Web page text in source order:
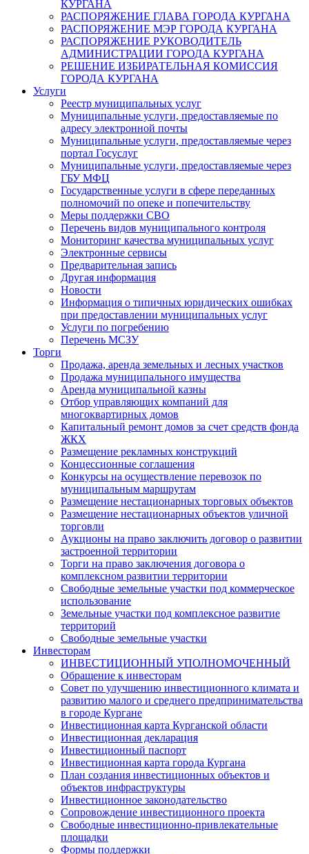
КУРГАНА
РАСПОРЯЖЕНИЕ ГЛАВА ГОРОДА КУРГАНА
РАСПОРЯЖЕНИЕ МЭР ГОРОДА КУРГАНА
РАСПОРЯЖЕНИЕ РУКОВОДИТЕЛЬ
АДМИНИСТРАЦИИ ГОРОДА КУРГАНА
РЕШЕНИЕ ИЗБИРАТЕЛЬНАЯ КОМИССИЯ
ГОРОДА КУРГАНА
Услуги
Реестр муниципальных услуг
Муниципальные услуги, предоставляемые по
адресу электронной почты
Муниципальные услуги, предоставляемые через
портал Госуслуг
Муниципальные услуги, предоставляемые через
ГБУ МФЦ
Государственные услуги в сфере переданных
полномочий по опеке и попечительству
Меры поддержки СВО
Перечень видов муниципального контроля
Мониторинг качества муниципальных услуг
Электронные сервисы
Предварительная запись
Другая информация
Новости
Информация о типичных юридических ошибках
при предоставлении муниципальных услуг
Услуги по погребению
Перечень МСЗУ
Торги
Продажа, аренда земельных и лесных участков
Продажа муниципального имущества
Аренда муниципальной казны
Отбор управляющих компаний для
многоквартирных домов
Капитальный ремонт домов за счет средств фонда
ЖКХ
Размещение рекламных конструкций
Концессионные соглашения
Конкурсы на осуществление перевозок по
муниципальным маршрутам
Размещение нестационарных торговых объектов
Размещение нестационарных объектов уличной
торговли
Аукционы на право заключить договор о развитии
застроенной территории
Торги на право заключения договора о
комплексном развитии территории
Свободные земельные участки под коммерческое
использование
Земельные участки под комплексное развитие
территорий
Свободные земельные участки
Инвесторам
ИНВЕСТИЦИОННЫЙ УПОЛНОМОЧЕННЫЙ
Обращение к инвесторам
Совет по улучшению инвестиционного климата и
развитию малого и среднего предпринимательства
в городе Кургане
Инвестиционная карта Курганской области
Инвестиционная декларация
Инвестиционный паспорт
Инвестиционная карта города Кургана
План создания инвестиционных объектов и
объектов инфраструктуры
Инвестиционное законодательство
Сопровождение инвестиционного проекта
Свободные инвестиционно-привлекательные
площадки
Формы поддержки